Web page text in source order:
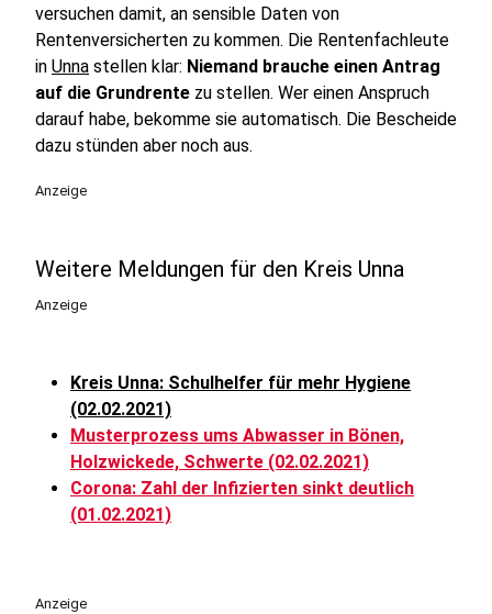
versuchen damit, an sensible Daten von
Rentenversicherten zu kommen. Die Rentenfachleute
in Unna stellen klar: Niemand brauche einen Antrag
auf die Grundrente zu stellen. Wer einen Anspruch
darauf habe, bekomme sie automatisch. Die Bescheide
dazu stünden aber noch aus.
Anzeige
Weitere Meldungen für den Kreis Unna
Anzeige
Kreis Unna: Schulhelfer für mehr Hygiene
(02.02.2021)
Musterprozess ums Abwasser in Bönen,
Holzwickede, Schwerte (02.02.2021)
Corona: Zahl der Infizierten sinkt deutlich
(01.02.2021)
Anzeige